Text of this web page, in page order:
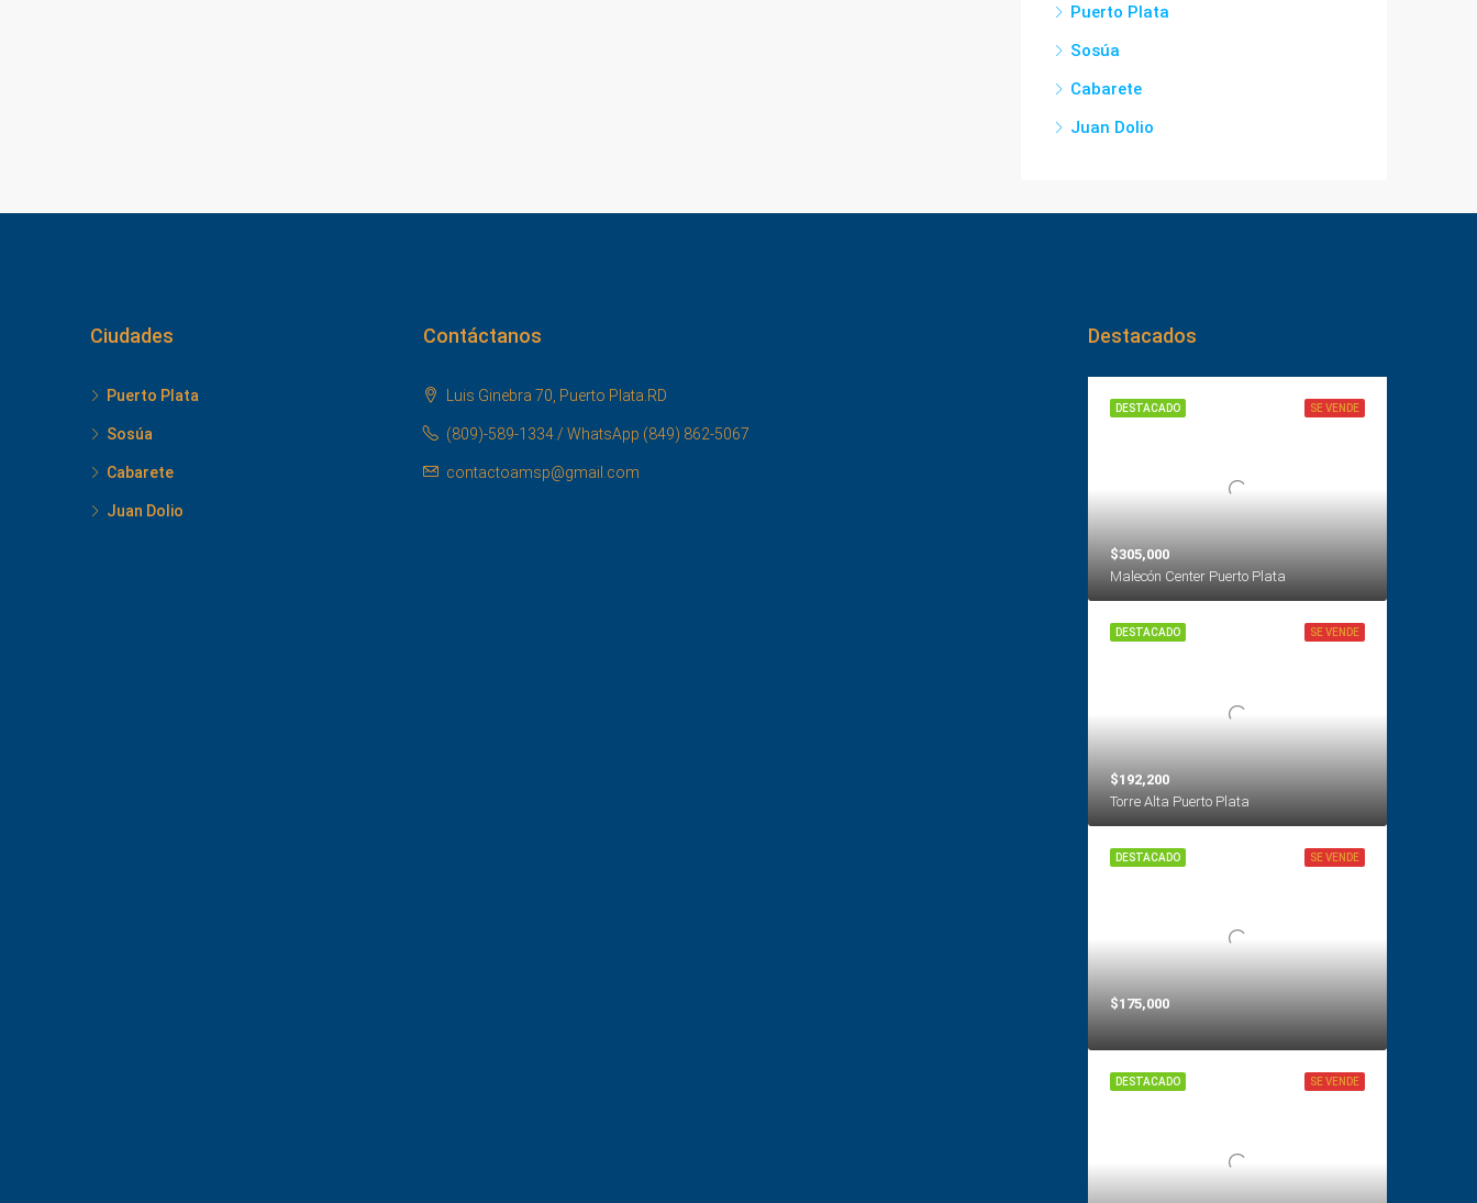
Puerto Plata
Sosúa
Cabarete
Juan Dolio
Ciudades
Puerto Plata
Sosúa
Cabarete
Juan Dolio
Contáctanos
Luis Ginebra 70, Puerto Plata.RD
(809)-589-1334 / WhatsApp (849) 862-5067
contactoamsp@gmail.com
Destacados
SE VENDE
DESTACADO
$305,000
Malecón Center Puerto Plata
SE VENDE
DESTACADO
$192,200
Torre Alta Puerto Plata
SE VENDE
DESTACADO
$175,000
SE VENDE
DESTACADO